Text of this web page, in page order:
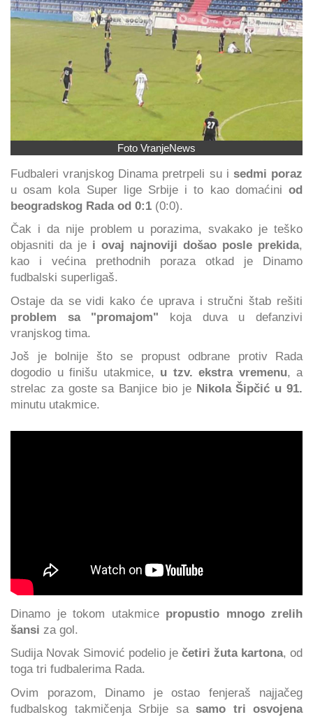
Foto VranjeNews
Fudbaleri vranjskog Dinama pretrpeli su i sedmi poraz
u osam kola Super lige Srbije i to kao domaćini od
beogradskog Rada od 0:1 (0:0).
Čak i da nije problem u porazima, svakako je teško
objasniti da je i ovaj najnoviji došao posle prekida,
kao i većina prethodnih poraza otkad je Dinamo
fudbalski superligaš.
Ostaje da se vidi kako će uprava i stručni štab rešiti
problem sa "promajom" koja duva u defanzivi
vranjskog tima.
Još je bolnije što se propust odbrane protiv Rada
dogodio u finišu utakmice, u tzv. ekstra vremenu, a
strelac za goste sa Banjice bio je Nikola Šipčić u 91.
minutu utakmice.
Dinamo je tokom utakmicepropustio mnogo zrelih
šansi za gol.
Sudija Novak Simović podelio je četiri žuta kartona, od
toga tri fudbalerima Rada.
Ovim porazom, Dinamo je ostao fenjeraš najjačeg
fudbalskog takmičenja Srbije sa samo tri osvojena